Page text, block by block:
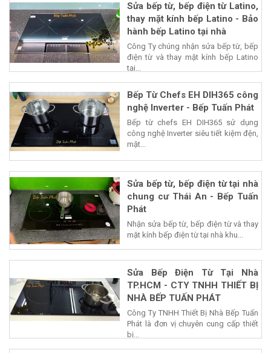
Sửa bếp từ, bếp điện từ Latino,
thay mặt kính bếp Latino - Bảo
hành bếp Latino tại nhà
Công Ty chúng nhận sửa bếp từ, bếp
điện từ và thay mặt kính bếp Latino
tại...
Bếp Từ Chefs EH DIH365 công
nghệ Inverter - Bếp Tuấn Phát
Bếp từ chefs EH DIH365 sử dụng
công nghệ Inverter siêu tiết kiệm đện,
mặt...
Sửa bếp từ, bếp điện từ tại nhà
chung cư Thái An - Bếp Tuấn
Phát
Nhận sửa bếp từ, bếp điện từ và thay
mặt kính bếp điện từ tại nhà khu...
Sửa Bếp Điện Từ Tại Nhà
TP.HCM - CTY TNHH THIẾT BỊ
NHÀ BẾP TUẤN PHÁT
Công Ty TNHH Thiết Bị Nhà Bếp Tuấn
Phát là đơn vị chuyên cung cấp thiết
bị...